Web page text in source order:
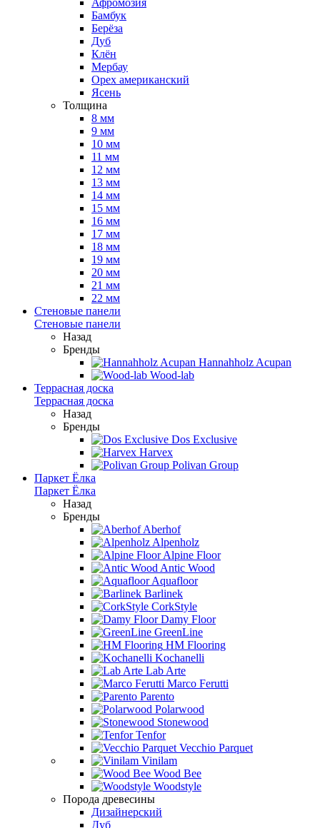
Афромозия
Бамбук
Берёза
Дуб
Клён
Мербау
Орех американский
Ясень
Толщина
8 мм
9 мм
10 мм
11 мм
12 мм
13 мм
14 мм
15 мм
16 мм
17 мм
18 мм
19 мм
20 мм
21 мм
22 мм
Стеновые панели
Стеновые панели
Назад
Бренды
Hannahholz Acupan
Wood-lab
Террасная доска
Террасная доска
Назад
Бренды
Dos Exclusive
Harvex
Polivan Group
Паркет Ёлка
Паркет Ёлка
Назад
Бренды
Aberhof
Alpenholz
Alpine Floor
Antic Wood
Aquafloor
Barlinek
CorkStyle
Damy Floor
GreenLine
HM Flooring
Kochanelli
Lab Arte
Marco Ferutti
Parento
Polarwood
Stonewood
Tenfor
Vecchio Parquet
Vinilam
Wood Bee
Woodstyle
Порода древесины
Дизайнерский
Дуб